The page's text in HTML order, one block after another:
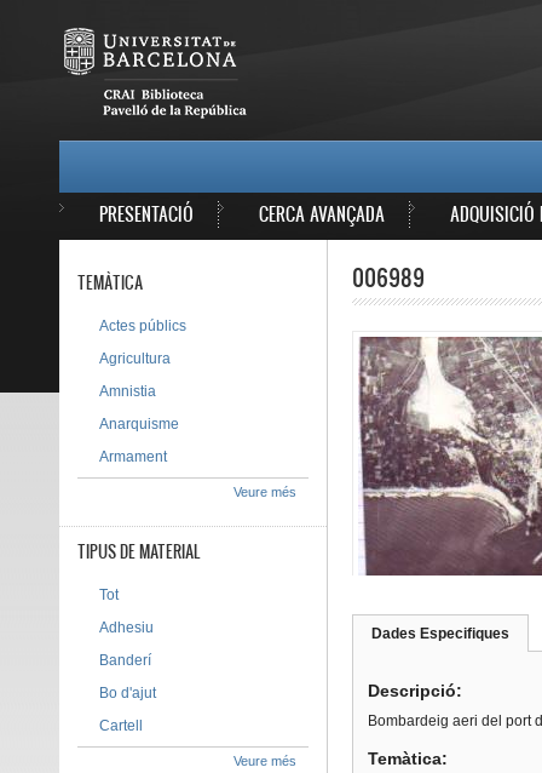
PRESENTACIÓ CERCA AVANÇADA ADQUISICIÓ
006989
Dades Especifiques
Descripció:
Bombardeig aeri del port
Temàtica:
TEMÀTICA
Actes públics
Agricultura
Amnistia
Anarquisme
Armament
Veure més
TIPUS DE MATERIAL
Tot
Adhesiu
Banderí
Bo d'ajut
Cartell
Veure més